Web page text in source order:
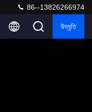
86--13826266974
উদ্ধৃতি